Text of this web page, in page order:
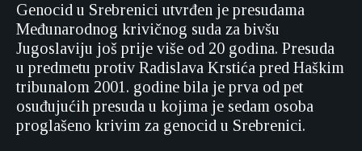
Genocid u Srebrenici utvrđen je presudama
Međunarodnog krivičnog suda za bivšu
Jugoslaviju još prije više od 20 godina. Presuda
u predmetu protiv Radislava Krstića pred Haškim
tribunalom 2001. godine bila je prva od pet
osuđujućih presuda u kojima je sedam osoba
proglašeno krivim za genocid u Srebrenici.